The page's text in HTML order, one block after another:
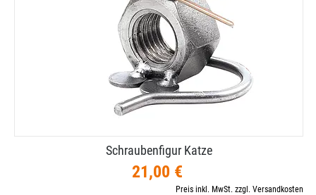
Schraubenfigur Katze
21,00 €
Preis inkl. MwSt. zzgl. Versandkosten